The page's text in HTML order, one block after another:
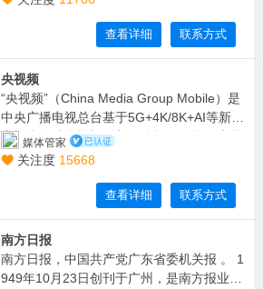
的国际化新媒体平台。查看详细 联系方式
央视频
“央视频”（China Media Group Mobile）是
中央广播电视总台基于5G+4K/8K+AI等新技
术推出的综合性视听新媒体旗舰平台，也是
中国首个国家级5G新媒体平台，于2019年1
媒体管家
关注度 15668
查看详细 联系方式
南方日报
南方日报，中国共产党广东省委机关报 。 1
949年10月23日创刊于广州，是南方报业传